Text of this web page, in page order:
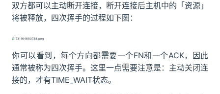
双方都可以主动断开连接，断开连接后主机中的「资源」
将被释放，四次挥手的过程如下图：
你可以看到，每个方向都需要一个FN和一个ACK，因此
通常被称为四次挥手。这里一点需要注意是：主动关闭连
接的，才有TIME_WAIT状态。